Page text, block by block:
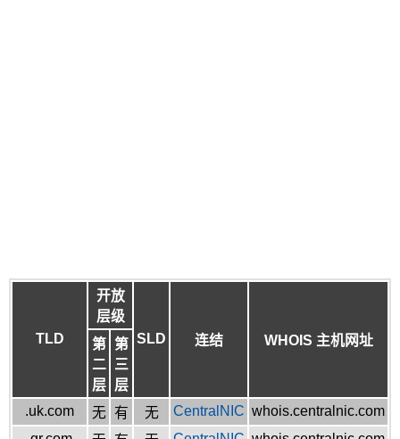
TLD
开放
层级
SLD
连结 WHOIS 主机网址
第
二
层
第
三
层
.uk.com
无 有 无 CentralNIC whois.centralnic.com